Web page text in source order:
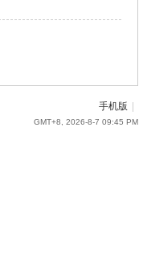
手机版
GMT+8, 2026-8-7 09:45 PM